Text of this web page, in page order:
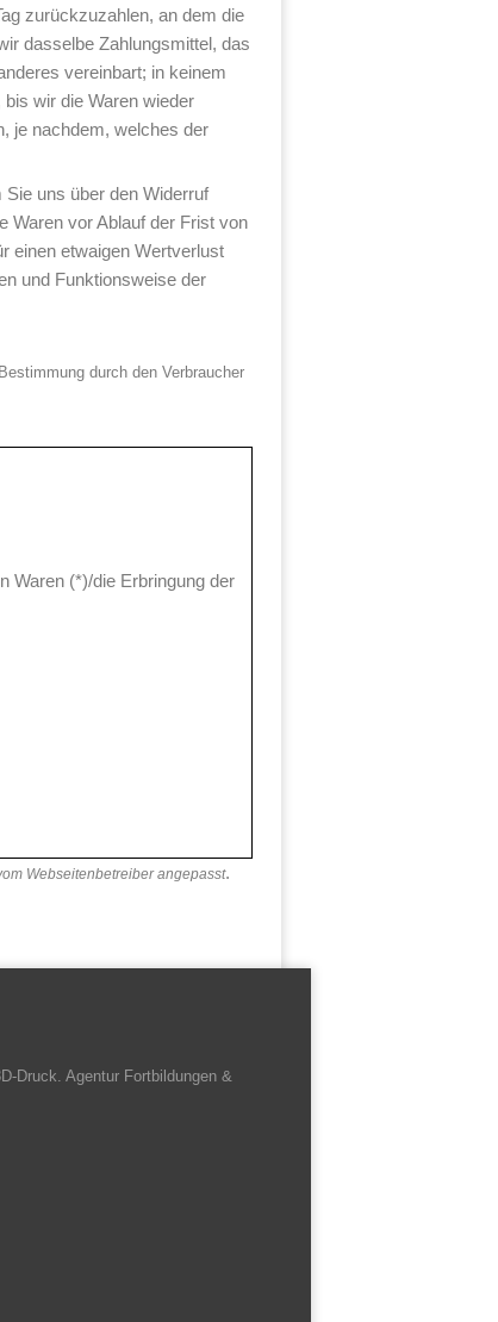
zurückzuzahlen, an dem die
dasselbe Zahlungsmittel, das
vereinbart; in keinem
wir die Waren wieder
je nachdem, welches der
Sie uns über den Widerruf
Waren vor Ablauf der Frist von
einen etwaigen Wertverlust
und Funktionsweise der
durch den Verbraucher
Waren (*)/die Erbringung der
Webseitenbetreiber angepasst.
Druck. Agentur Fortbildungen &